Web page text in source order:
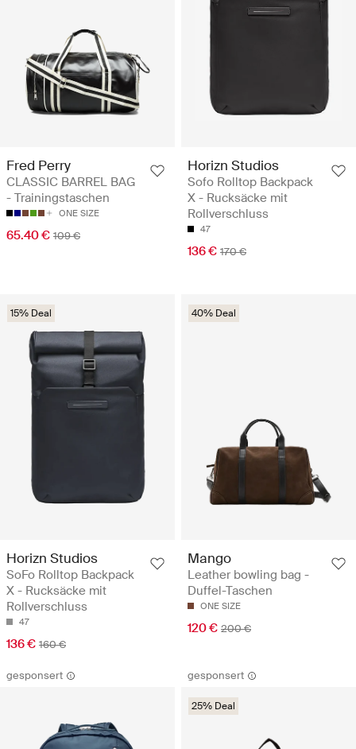
Fred Perry
CLASSIC BARREL BAG
- Trainingstaschen
ONE SIZE
65.40 € 109 €
Horizn Studios
Sofo Rolltop Backpack
X - Rucksäcke mit
Rollverschluss
47
136 € 170 €
15% Deal
Horizn Studios
SoFo Rolltop Backpack
X - Rucksäcke mit
Rollverschluss
47
136 € 160 €
40% Deal
Mango
Leather bowling bag -
Duffel-Taschen
ONE SIZE
120 € 200 €
gesponsert gesponsert
25% Deal